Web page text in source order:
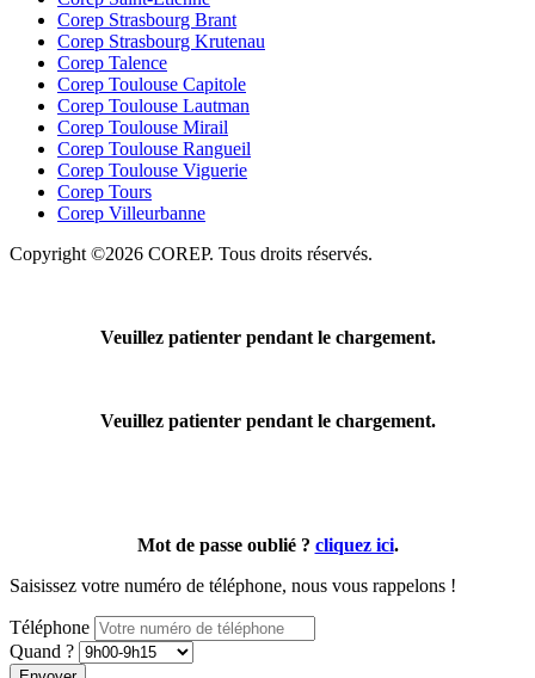
Corep Strasbourg Brant
Corep Strasbourg Krutenau
Corep Talence
Corep Toulouse Capitole
Corep Toulouse Lautman
Corep Toulouse Mirail
Corep Toulouse Rangueil
Corep Toulouse Viguerie
Corep Tours
Corep Villeurbanne
Copyright ©2026 COREP. Tous droits réservés.
Veuillez patienter pendant le chargement.
Veuillez patienter pendant le chargement.
Mot de passe oublié ? cliquez ici.
Saisissez votre numéro de téléphone, nous vous rappelons !
Téléphone
Quand ?